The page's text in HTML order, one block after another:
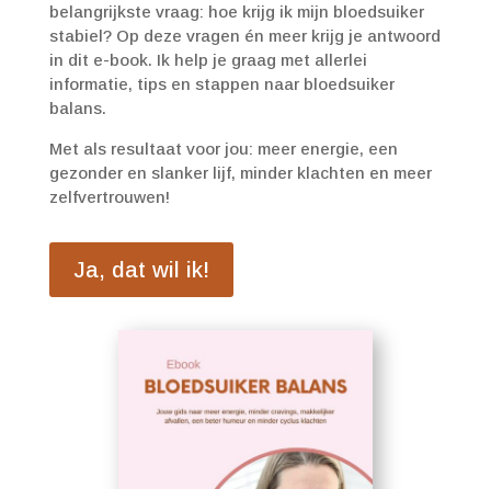
belangrijkste vraag: hoe krijg ik mijn bloedsuiker
stabiel? Op deze vragen én meer krijg je antwoord
in dit e-book. Ik help je graag met allerlei
informatie, tips en stappen naar bloedsuiker
balans.
Met als resultaat voor jou: meer energie, een
gezonder en slanker lijf, minder klachten en meer
zelfvertrouwen!
Ja, dat wil ik!